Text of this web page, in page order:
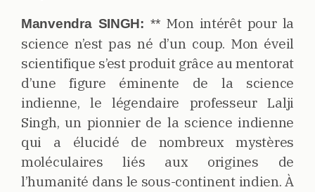
Manvendra SINGH: ** Mon intérêt pour la
science n’est pas né d’un coup. Mon éveil
scientifique s’est produit grâce au mentorat
d’une figure éminente de la science
indienne, le légendaire professeur Lalji
Singh, un pionnier de la science indienne
qui a élucidé de nombreux mystères
moléculaires liés aux origines de
l’humanité dans le sous-continent indien. À